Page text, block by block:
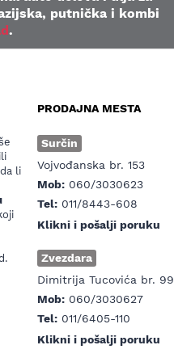
putnička i kombi
.
li
PRODAJNA MESTA
Surčin
Vojvođanska br. 153
Mob: 060/3030623
Tel: 011/8443-608
Klikni i pošalji poruku
Zvezdara
Dimitrija Tucovića br. 99
Mob: 060/3030627
Tel: 011/6405-110
Klikni i pošalji poruku